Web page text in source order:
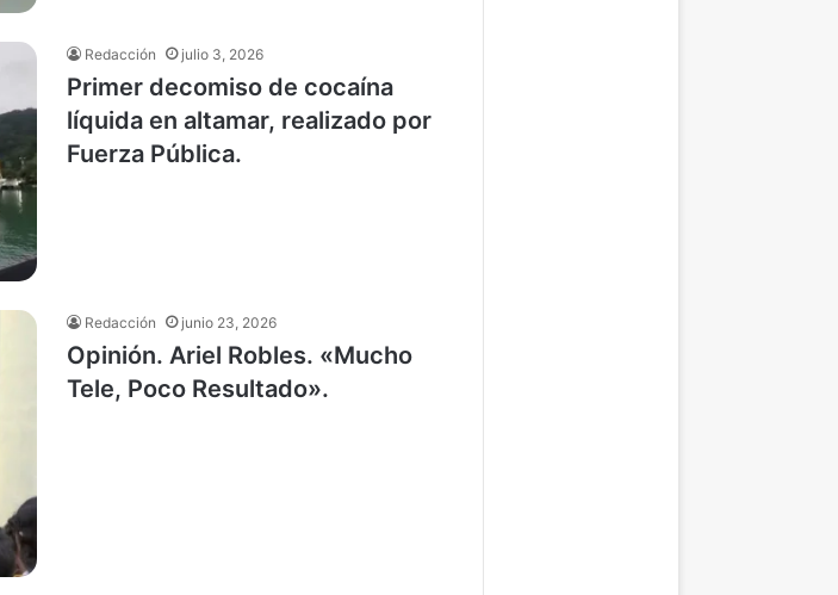
Redacción julio 3, 2026
Primer decomiso de cocaína
líquida en altamar, realizado por
Fuerza Pública.
Redacción junio 23, 2026
Opinión. Ariel Robles. «Mucho
Tele, Poco Resultado».